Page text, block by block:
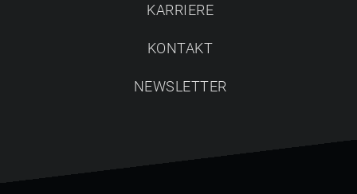
KARRIERE
KONTAKT
NEWSLETTER